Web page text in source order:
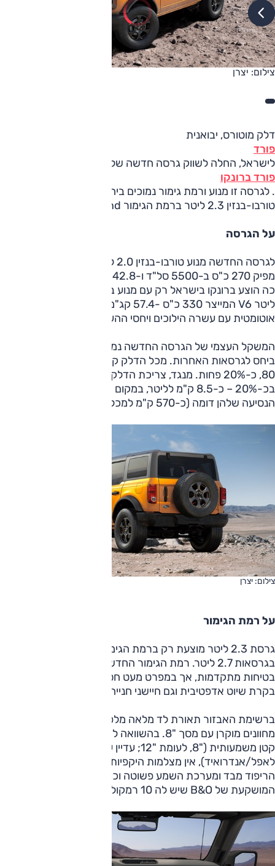
צילום: יצרן
דלק מוטורס, יבואנית
פורד
לישראל, החלה לשווק גרסה חדשה של
פורד ברונקו
. לגרסה זו מנוע ורמת גימור נמוכים ביחס למפרט שהוצע עד כה:
טורבו-בנזין 2.3 ליטר ברמת הגימור Big Bend.
על הגרסה
ליטר V6 המייצר 330 כ"ס -57.4 קג"מ. התיבה ללא שינוי –
אוטומטית עם עשרה הילוכים ויחסי ההעברה זהים.
80, כ-20% פחות. מנגד, צריכת הדלק המוצהרת טובה
הנסיעה שלהן דומה (כ-570 ק"מ למכל).
צילום: יצרן
על רמת הגימור
בגרסאות 2.7 ליטר. רמת הגימור החדשה כוללת תקנית מערכות
בטיחות מתקדמות, אך במפרט מעט חסר – ללא חמיקה ממכשול,
בקרת שיוט אדפטיבית וגם חיישני חנייה קדמיים.
ברשימת האבזור תאורת לד מלאה מלפנים, מפתח חכם, לוח
מחוונים מוקרן עם מסך "8. בהשוואה ל'לוקס' מסך המולטימדיה
קטן משמעותית ("8, לעומת "12; עדיין עם צימוד אלחוטי
לאפל/אנדרואיד), אין מצלמות היקפיות ומשטח טעינה אלחוטי,
המושקעת של B&O שיש לה 10 רמקולים.